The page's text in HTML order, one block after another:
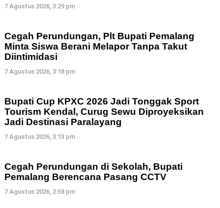
7 Agustus 2026, 3:29 pm
Cegah Perundungan, Plt Bupati Pemalang
Minta Siswa Berani Melapor Tanpa Takut
Diintimidasi
7 Agustus 2026, 3:18 pm
Bupati Cup KPXC 2026 Jadi Tonggak Sport
Tourism Kendal, Curug Sewu Diproyeksikan
Jadi Destinasi Paralayang
7 Agustus 2026, 3:13 pm
Cegah Perundungan di Sekolah, Bupati
Pemalang Berencana Pasang CCTV
7 Agustus 2026, 2:58 pm